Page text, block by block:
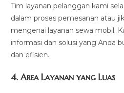
Tim layanan pelanggan kami
dalam proses pemesanan atau
mengenai layanan sewa mobil.
informasi dan solusi yang Anda
dan efisien.
4.Area Layanan yang Luas